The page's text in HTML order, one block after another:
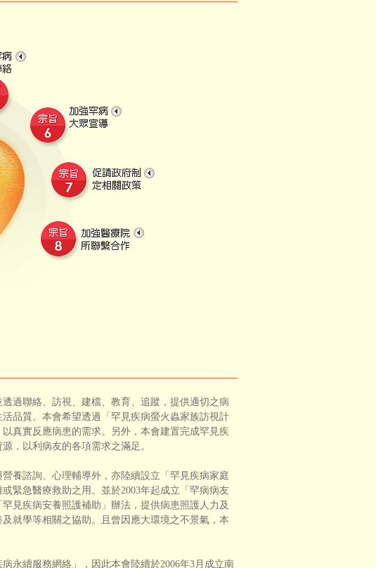
聯絡、訪視、建檔、教育、追蹤，提供適切之病
品質。本會希望透過「罕見疾病螢火蟲家族訪視計
真實反應病患的需求。另外，本會建置完成罕見疾
，以利病友的各項需求之滿足。
諮詢、心理輔導外，亦陸續設立「罕見疾病家庭
緊急醫療救助之用。並於2003年起成立「罕病病友
見疾病安養照護補助」辦法，提供病患照護人力及
就學等相關之協助。且曾因應大環境之不景氣，本
續服務網絡」，因此本會陸續於2006年3月成立南